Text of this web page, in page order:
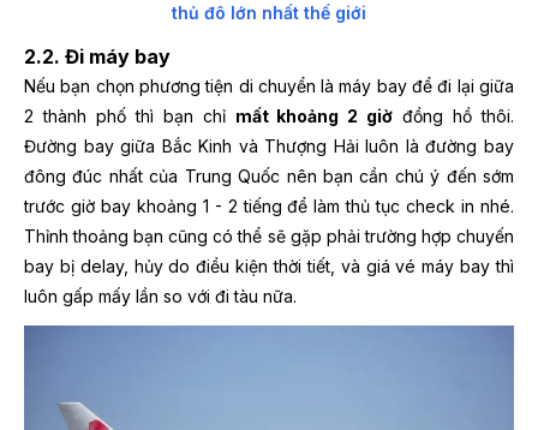
thủ đô lớn nhất thế giới
2.2. Đi máy bay
Nếu bạn chọn phương tiện di chuyển là máy bay để đi lại giữa
2 thành phố thì bạn chỉ mất khoảng 2 giờ đồng hồ thôi.
Đường bay giữa Bắc Kinh và Thượng Hải luôn là đường bay
đông đúc nhất của Trung Quốc nên bạn cần chú ý đến sớm
trước giờ bay khoảng 1 - 2 tiếng để làm thủ tục check in nhé.
Thỉnh thoảng bạn cũng có thể sẽ gặp phải trường hợp chuyến
bay bị delay, hủy do điều kiện thời tiết, và giá vé máy bay thì
luôn gấp mấy lần so với đi tàu nữa.